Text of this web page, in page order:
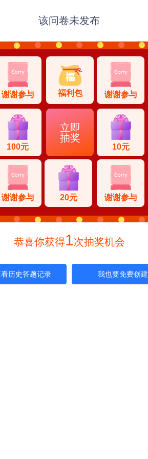
该问卷未发布
谢谢参与 福利包 谢谢参与
10元
谢谢参与
20元
谢谢参与
100元
立即
抽奖
恭喜你获得1次抽奖机会
历史答题记录 我也要免费创建